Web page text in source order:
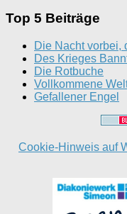
Top 5 Beiträge
Die Nacht vorbei,
Des Krieges
Die Rotbuche
Vollkommene
Gefallener Engel
Cookie-Hinweis auf